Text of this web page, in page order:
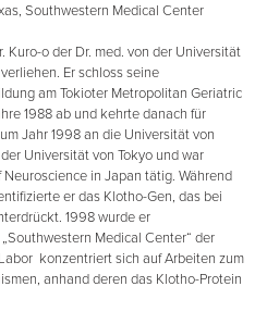
Southwestern Medical Center
Kuro-o der Dr. med. von der Universität
Er schloss seine
am Tokioter Metropolitan Geriatric
1988 ab und kehrte danach für
Jahr 1998 an die Universität von
Universität von Tokyo und war
in Japan tätig. Während
er das Klotho-Gen, das bei
1998 wurde er
Medical Center“ der
konzentriert sich auf Arbeiten zum
anhand deren das Klotho-Protein